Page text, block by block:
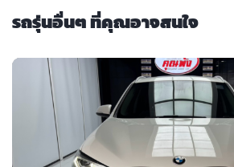
รถรุ่นอื่นๆ ที่คุณอาจสนใจ